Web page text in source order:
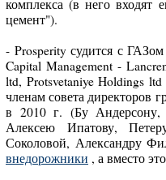
комплекса (в него входят
цемент").
- Prosperity судится с
Capital Management -
ltd, Protsvetaniye Holdings
членам совета директоров
в 2010 г. (Бу
Алексею Ипатову,
Соколовой, Александру
внедорожники , а вместо